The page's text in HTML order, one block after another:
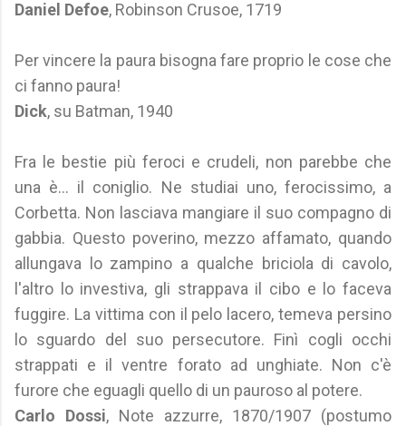
Daniel Defoe, Robinson Crusoe, 1719
Per vincere la paura bisogna fare proprio le cose che
ci fanno paura!
Dick, su Batman, 1940
Fra le bestie più feroci e crudeli, non parebbe che
una è… il coniglio. Ne studiai uno, ferocissimo, a
Corbetta. Non lasciava mangiare il suo compagno di
gabbia. Questo poverino, mezzo affamato, quando
allungava lo zampino a qualche briciola di cavolo,
l'altro lo investiva, gli strappava il cibo e lo faceva
fuggire. La vittima con il pelo lacero, temeva persino
lo sguardo del suo persecutore. Finì cogli occhi
strappati e il ventre forato ad unghiate. Non c'è
furore che eguagli quello di un pauroso al potere.
Carlo Dossi, Note azzurre, 1870/1907 (postumo